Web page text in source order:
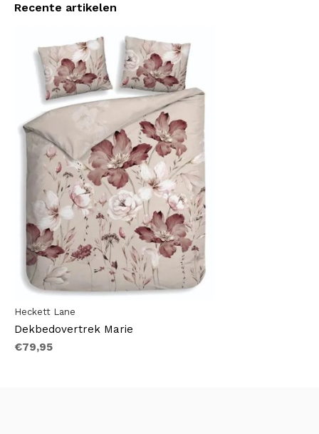
Recente artikelen
Heckett Lane
Dekbedovertrek Marie
€79,95